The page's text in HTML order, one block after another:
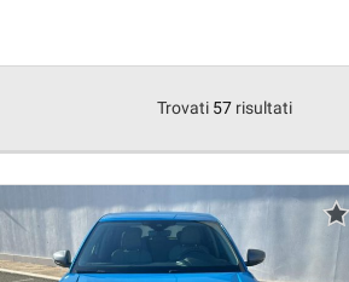
Trovati 57 risultati